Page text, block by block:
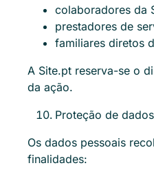
colaboradores da
prestadores de
familiares diretos
A Site.pt reserva-se o
da ação.
Proteção de
Os dados pessoais
finalidades: